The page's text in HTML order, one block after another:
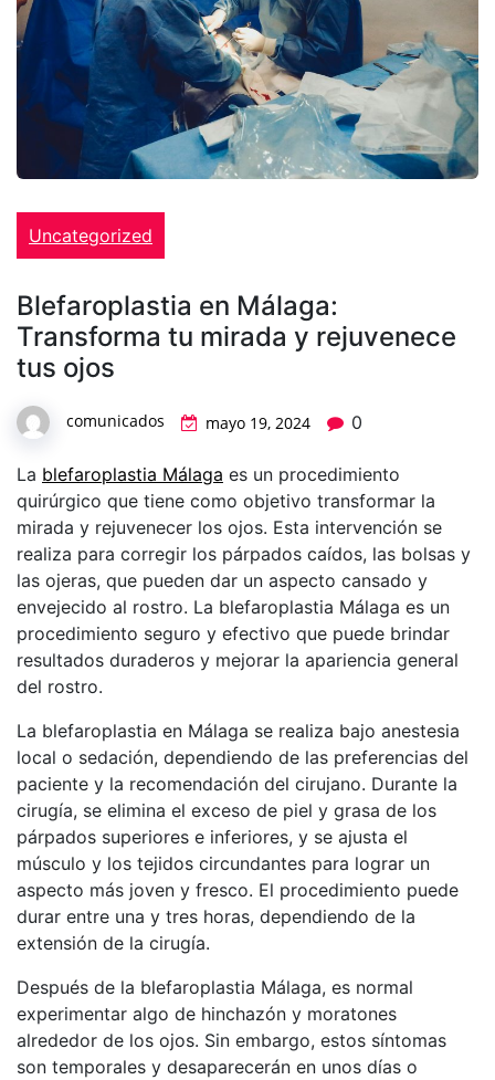
Uncategorized
Blefaroplastia en Málaga:
Transforma tu mirada y rejuvenece
tus ojos
comunicados mayo 19, 2024 0
La blefaroplastia Málaga es un procedimiento
quirúrgico que tiene como objetivo transformar la
mirada y rejuvenecer los ojos. Esta intervención se
realiza para corregir los párpados caídos, las bolsas y
las ojeras, que pueden dar un aspecto cansado y
envejecido al rostro. La blefaroplastia Málaga es un
procedimiento seguro y efectivo que puede brindar
resultados duraderos y mejorar la apariencia general
del rostro.
La blefaroplastia en Málaga se realiza bajo anestesia
local o sedación, dependiendo de las preferencias del
paciente y la recomendación del cirujano. Durante la
cirugía, se elimina el exceso de piel y grasa de los
párpados superiores e inferiores, y se ajusta el
músculo y los tejidos circundantes para lograr un
aspecto más joven y fresco. El procedimiento puede
durar entre una y tres horas, dependiendo de la
extensión de la cirugía.
Después de la blefaroplastia Málaga, es normal
experimentar algo de hinchazón y moratones
alrededor de los ojos. Sin embargo, estos síntomas
son temporales y desaparecerán en unos días o